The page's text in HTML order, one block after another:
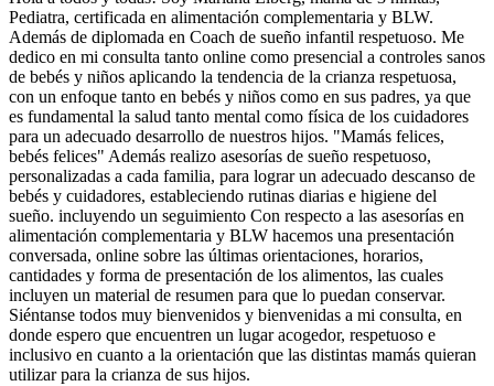
Pediatra, certificada en alimentación complementaria y BLW.
Además de diplomada en Coach de sueño infantil respetuoso. Me
dedico en mi consulta tanto online como presencial a controles sanos
de bebés y niños aplicando la tendencia de la crianza respetuosa,
con un enfoque tanto en bebés y niños como en sus padres, ya que
es fundamental la salud tanto mental como física de los cuidadores
para un adecuado desarrollo de nuestros hijos. "Mamás felices,
bebés felices" Además realizo asesorías de sueño respetuoso,
personalizadas a cada familia, para lograr un adecuado descanso de
bebés y cuidadores, estableciendo rutinas diarias e higiene del
sueño. incluyendo un seguimiento Con respecto a las asesorías en
alimentación complementaria y BLW hacemos una presentación
conversada, online sobre las últimas orientaciones, horarios,
cantidades y forma de presentación de los alimentos, las cuales
incluyen un material de resumen para que lo puedan conservar.
Siéntanse todos muy bienvenidos y bienvenidas a mi consulta, en
donde espero que encuentren un lugar acogedor, respetuoso e
inclusivo en cuanto a la orientación que las distintas mamás quieran
utilizar para la crianza de sus hijos.